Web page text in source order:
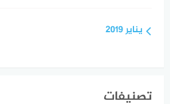
يناير 2019
تصنيفات